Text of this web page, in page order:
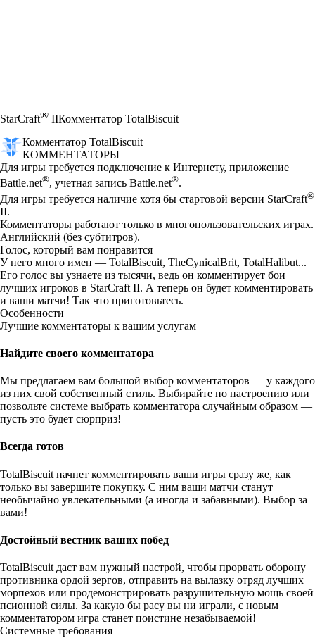
StarCraft® IIКомментатор TotalBiscuit
Комментатор TotalBiscuit
КОММЕНТАТОРЫ
Available actions
Для игры требуется подключение к Интернету, приложение
Battle.net®, учетная запись Battle.net®.
Для игры требуется наличие хотя бы стартовой версии StarCraft®
II.
Комментаторы работают только в многопользовательских играх.
Английский (без субтитров).
Голос, который вам понравится
У него много имен — TotalBiscuit, TheCynicalBrit, TotalHalibut...
Его голос вы узнаете из тысячи, ведь он комментирует бои
лучших игроков в StarCraft II. А теперь он будет комментировать
и ваши матчи! Так что приготовьтесь.
Особенности
Лучшие комментаторы к вашим услугам
Найдите своего комментатора
Мы предлагаем вам большой выбор комментаторов — у каждого
из них свой собственный стиль. Выбирайте по настроению или
позвольте системе выбрать комментатора случайным образом —
пусть это будет сюрприз!
Всегда готов
TotalBiscuit начнет комментировать ваши игры сразу же, как
только вы завершите покупку. С ним ваши матчи станут
необычайно увлекательными (а иногда и забавными). Выбор за
вами!
Достойный вестник ваших побед
TotalBiscuit даст вам нужный настрой, чтобы прорвать оборону
противника ордой зергов, отправить на вылазку отряд лучших
морпехов или продемонстрировать разрушительную мощь своей
псионной силы. За какую бы расу вы ни играли, с новым
комментатором игра станет поистине незабываемой!
Системные требования